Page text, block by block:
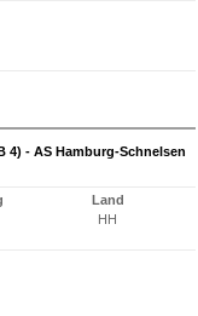
4) - AS Hamburg-Schnelsen
Land
HH